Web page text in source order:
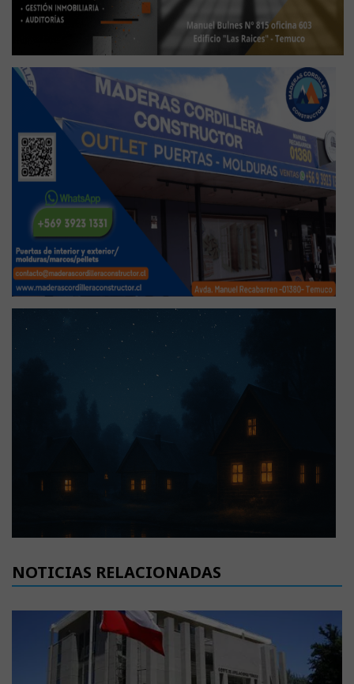
NOTICIAS RELACIONADAS